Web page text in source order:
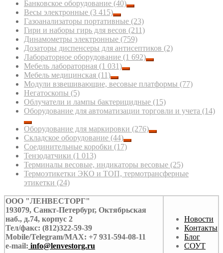
Банковское оборудование (40)
Весы электронные (3 415)
Газоанализаторы портативные (23)
Гири и наборы гирь для весов (211)
Динамометры электронные (759)
Дозаторы диспенсеры для антисептиков (2)
Лабораторное оборудование (1 692)
Мебель лабораторная (1 031)
Мебель медицинская (11)
Модули взвешивающие, весовые платформы (77)
Негатоскопы (5)
Облучатели и лампы бактерицидные (15)
Оборудование для автоматизации торговли и учета (14)
Оборудование для маркировки (276)
Складское оборудование (44)
Соединительные коробки (17)
Тензодатчики (1 013)
Терминалы весовые, индикаторы весовые (25)
Термоэтикетки ЭКО и ТОП, термотрансферные
этикетки (24)
ООО "ЛЕНВЕСТОРГ"
193079, Санкт-Петербург, Октябрьская
наб., д.74, корпус 2
Тел/факс: (812)322-59-39
Mobile/Telegram/MAX: +7 931-594-08-11
e-mail: info@lenvestorg.ru
Новости
Контакты
Блог
СОУТ